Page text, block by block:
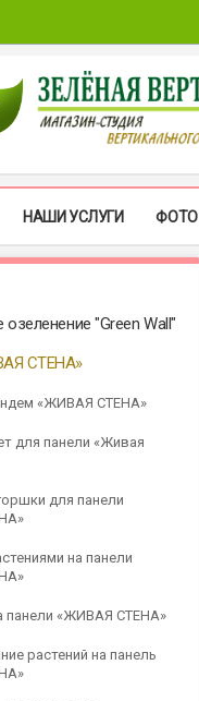
НАШИ УСЛУГИ ФОТО
озеленение "Green Wall"
СТЕНА»
«ЖИВАЯ СТЕНА»
для панели «Живая
для панели
на панели
панели «ЖИВАЯ СТЕНА»
растений на панель